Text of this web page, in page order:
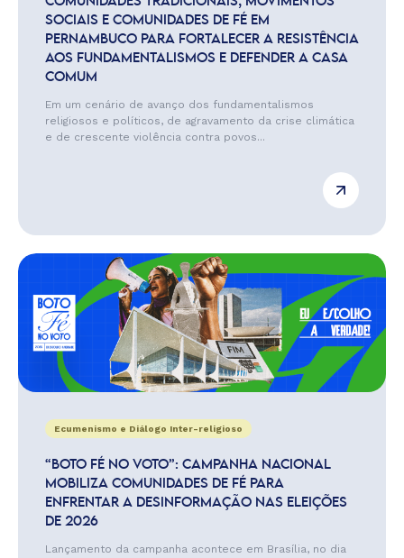
SOCIAIS E COMUNIDADES DE FÉ EM
PERNAMBUCO PARA FORTALECER A RESISTÊNCIA
AOS FUNDAMENTALISMOS E DEFENDER A CASA
COMUM
Em um cenário de avanço dos fundamentalismos
religiosos e políticos, de agravamento da crise climática
e de crescente violência contra povos...
Ecumenismo e Diálogo Inter-religioso
“BOTO FÉ NO VOTO”: CAMPANHA NACIONAL
MOBILIZA COMUNIDADES DE FÉ PARA
ENFRENTAR A DESINFORMAÇÃO NAS ELEIÇÕES
DE 2026
Lançamento da campanha acontece em Brasília, no dia